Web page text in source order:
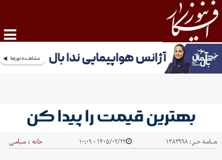
شناسه خبر:۱۳۸۳۹۹۸ ۱۴۰۵/۰۲/۲۲ - ۱۰:۰۹ خانه | سیاسی